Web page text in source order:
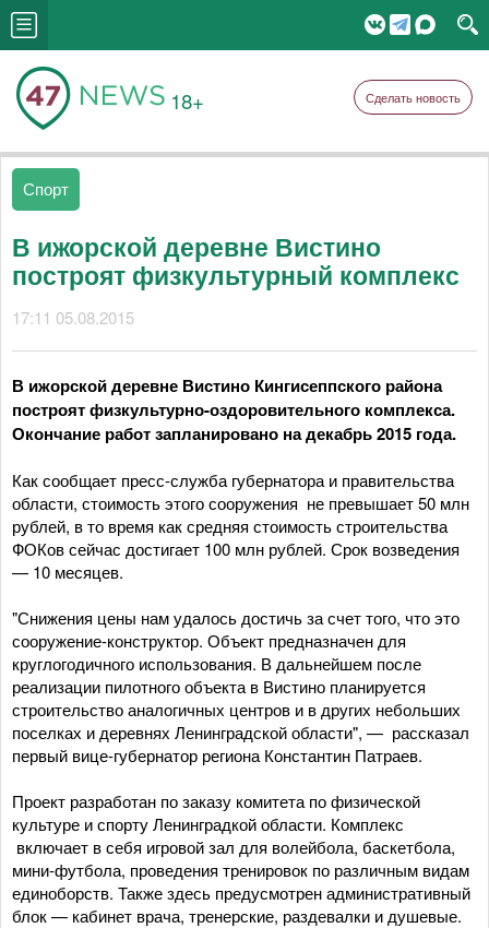
18+ Сделать новость
Спорт
В ижорской деревне Вистино
построят физкультурный комплекс
17:11 05.08.2015
В ижорской деревне Вистино Кингисеппского района
построят физкультурно-оздоровительного комплекса.
Окончание работ запланировано на декабрь 2015 года.
Как сообщает пресс-служба губернатора и правительства
области, стоимость этого сооружения не превышает 50 млн
рублей, в то время как средняя стоимость строительства
ФОКов сейчас достигает 100 млн рублей. Срок возведения
— 10 месяцев.
"Снижения цены нам удалось достичь за счет того, что это
сооружение-конструктор. Объект предназначен для
круглогодичного использования. В дальнейшем после
реализации пилотного объекта в Вистино планируется
строительство аналогичных центров и в других небольших
поселках и деревнях Ленинградской области", — рассказал
первый вице-губернатор региона Константин Патраев.
Проект разработан по заказу комитета по физической
культуре и спорту Ленинградкой области. Комплекс
включает в себя игровой зал для волейбола, баскетбола,
мини-футбола, проведения тренировок по различным видам
единоборств. Также здесь предусмотрен административный
блок — кабинет врача, тренерские, раздевалки и душевые.